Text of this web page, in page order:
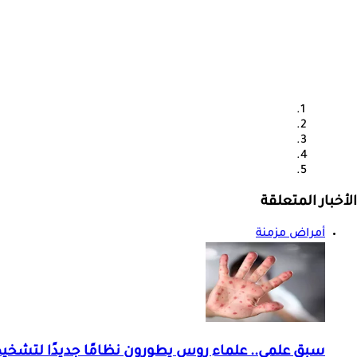
الأخبار المتعلقة
أمراض مزمنة
سبق علمي.. علماء روس يطورون نظامًا جديدًا